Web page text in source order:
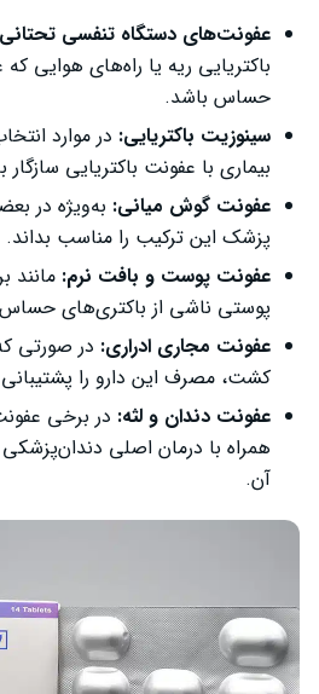
عفونت‌های دستگاه تنفسی
باکتریایی ریه یا راه‌های هوایی
حساس باشد.
سینوزیت باکتریایی: در موارد
بیماری با عفونت باکتریایی سازگار
عفونت گوش میانی: به‌ویژه در
پزشک این ترکیب را مناسب بداند.
عفونت پوست و بافت نرم: مانند
پوستی ناشی از باکتری‌های
عفونت مجاری ادراری: در صورتی
کشت، مصرف این دارو را
عفونت دندان و لثه: در برخی
همراه با درمان اصلی
آن.